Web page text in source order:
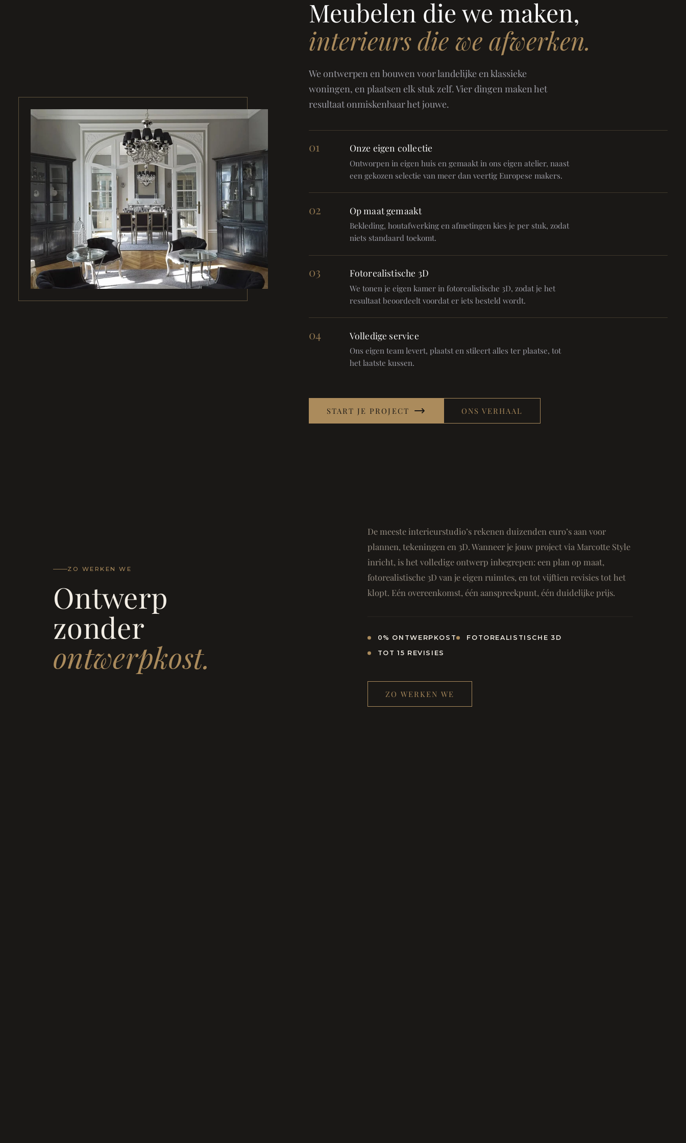
Meubelen die we maken,
interieurs die we afwerken.
We ontwerpen en bouwen voor landelijke en klassieke
woningen, en plaatsen elk stuk zelf. Vier dingen maken het
resultaat onmiskenbaar het jouwe.
01 Onze eigen collectie
Ontworpen in eigen huis en gemaakt in ons eigen atelier, naast
een gekozen selectie van meer dan veertig Europese makers.
02 Op maat gemaakt
Bekleding, houtafwerking en afmetingen kies je per stuk, zodat
niets standaard toekomt.
03 Fotorealistische 3D
We tonen je eigen kamer in fotorealistische 3D, zodat je het
resultaat beoordeelt voordat er iets besteld wordt.
04 Volledige service
Ons eigen team levert, plaatst en stileert alles ter plaatse, tot
het laatste kussen.
START JE PROJECT ONS VERHAAL
ZO WERKEN WE
Ontwerp
zonder
ontwerpkost.
De meeste interieurstudio’s rekenen duizenden euro’s aan voor
plannen, tekeningen en 3D. Wanneer je jouw project via Marcotte Style
inricht, is het volledige ontwerp inbegrepen: een plan op maat,
fotorealistische 3D van je eigen ruimtes, en tot vijftien revisies tot het
klopt. Eén overeenkomst, één aanspreekpunt, één duidelijke prijs.
0% ONTWERPKOST
FOTOREALISTISCHE 3D
TOT 15 REVISIES
ZO WERKEN WE